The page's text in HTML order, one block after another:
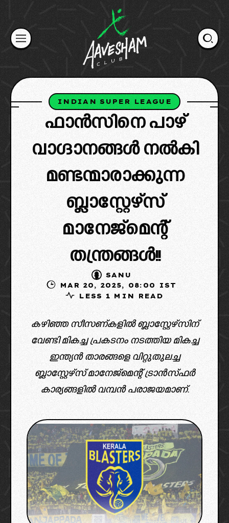
content
INDIAN SUPER LEAGUE
ഫാൻസിനെ പാഴ്
വാഗ്ദാനങ്ങൾ നൽകി
മണ്ടന്മാരാക്കുന്ന
ബ്ലാസ്റ്റേഴ്‌സ്
മാനേജ്മെന്റ്
തന്ത്രങ്ങൾ!!
SANU
MAR 20, 2025, 08:00 IST
LESS 1 MIN READ
കഴിഞ്ഞ സീസണ്കളിൽ ബ്ലാസ്റ്റേഴ്സിന്
വേണ്ടി മികച്ച പ്രകടനം നടത്തിയ മികച്ച
ഇന്ത്യൻ താരങ്ങളെ വിറ്റുതുലച്ച
ബ്ലാസ്റ്റേഴ്‌സ് മാനേജ്മെന്റ് ട്രാൻസ്ഫർ
കാര്യങ്ങളിൽ വമ്പൻ പരാജയമാണ്.
image credit: x